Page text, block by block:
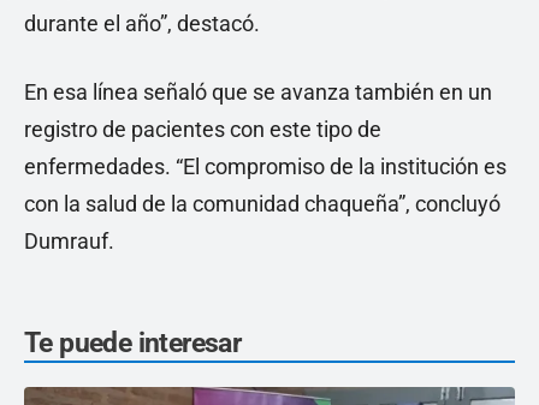
durante el año”, destacó.
En esa línea señaló que se avanza también en un
registro de pacientes con este tipo de
enfermedades. “El compromiso de la institución es
con la salud de la comunidad chaqueña”, concluyó
Dumrauf.
Te puede interesar